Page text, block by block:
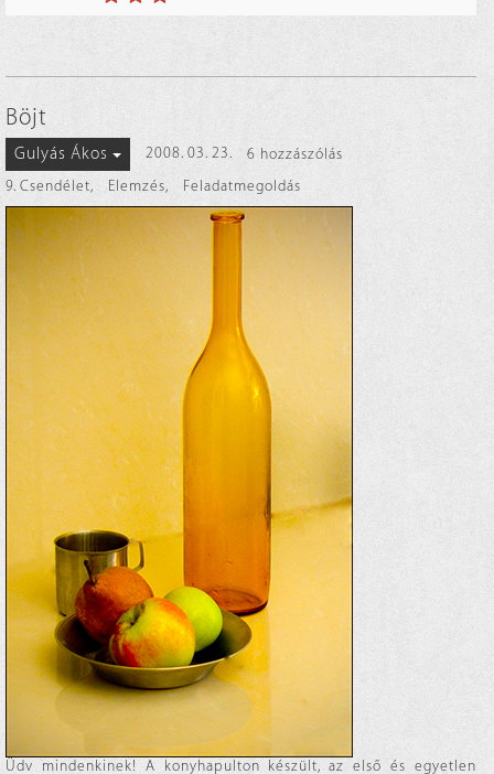
Böjt
Gulyás Ákos 2008. 03. 23.
6 hozzászólás
9. Csendélet, Elemzés, Feladatmegoldás
Üdv mindenkinek! A konyhapulton készült, az első és egyetlen